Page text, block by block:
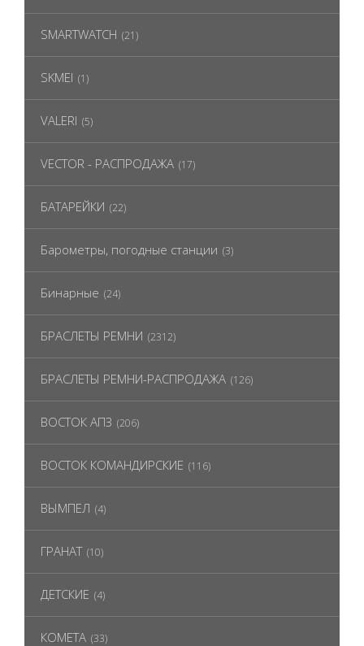
SMARTWATCH (21)
SKMEI (1)
VALERI (5)
VECTOR - РАСПРОДАЖА (17)
БАТАРЕЙКИ (22)
Барометры, погодные станции (3)
Бинарные (24)
БРАСЛЕТЫ РЕМНИ (2312)
БРАСЛЕТЫ РЕМНИ-РАСПРОДАЖА (126)
ВОСТОК АПЗ (206)
ВОСТОК КОМАНДИРСКИЕ (116)
ВЫМПЕЛ (4)
ГРАНАТ (10)
ДЕТСКИЕ (4)
КОМЕТА (33)